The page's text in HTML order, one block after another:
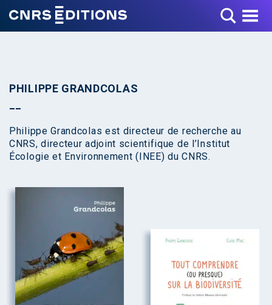
Toggle Menu
PHILIPPE GRANDCOLAS
Philippe Grandcolas est directeur de recherche au
CNRS, directeur adjoint scientifique de l’Institut
Écologie et Environnement (INEE) du CNRS.